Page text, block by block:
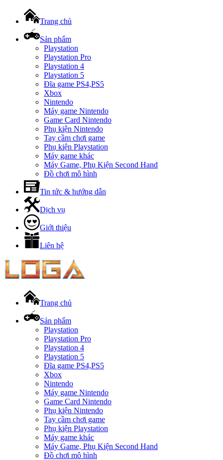
Trang chủ
Sản phẩm
Playstation
Playstation Pro
Playstation 4
Playstation 5
Đĩa game PS4,PS5
Xbox
Nintendo
Máy game Nintendo
Game Card Nintendo
Phụ kiện Nintendo
Tay cầm chơi game
Phụ kiện Playstation
Máy game khác
Máy Game, Phụ Kiện Second Hand
Đồ chơi mô hình
Tin tức & hướng dẫn
Dịch vụ
Giới thiệu
Liên hệ
Trang chủ
Sản phẩm
Playstation
Playstation Pro
Playstation 4
Playstation 5
Đĩa game PS4,PS5
Xbox
Nintendo
Máy game Nintendo
Game Card Nintendo
Phụ kiện Nintendo
Tay cầm chơi game
Phụ kiện Playstation
Máy game khác
Máy Game, Phụ Kiện Second Hand
Đồ chơi mô hình